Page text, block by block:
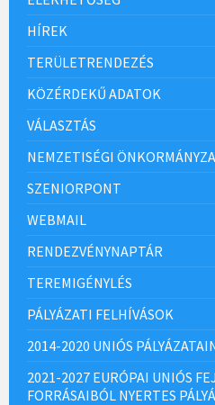
HÍREK
TERÜLETRENDEZÉS
KÖZÉRDEKŰ ADATOK
VÁLASZTÁS
NEMZETISÉGI
SZENIORPONT
WEBMAIL
RENDEZVÉNYNAPTÁR
TEREMIGÉNYLÉS
PÁLYÁZATI FELHÍVÁSOK
2014-2020 UNIÓS
2021-2027 EURÓPAI UNIÓS
FORRÁSAIBÓL NYERTES